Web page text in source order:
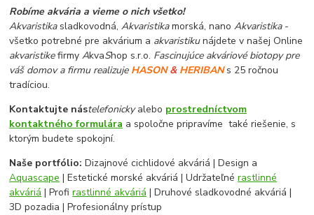
Robíme akvária a vieme o nich všetko!
Akvaristikasladkovodná,Akvaristikamorská, nanoAkvaristika-
všetko potrebné pre akvárium a akvaristikunájdete v našej Online
akvaristikefirmyAkvaShop s.r.o. Fascinujúce akváriové biotopy pre
váš domov a firmu realizuje HASON&HERIBANs 25 ročnou
tradíciou.
Kontaktujte nástelefonickyalebo prostredníctvom
kontaktného formulára a spoločne pripravíme také riešenie, s
ktorým budete spokojní.
Naše portfólio: Dizajnové cichlidové akváriá | Design a
Aquascape | Estetické morské akváriá | Udržateľnérastlinné
akváriá | Profirastlinné akváriá | Druhové sladkovodné akváriá |
3D pozadia | Profesionálny prístup